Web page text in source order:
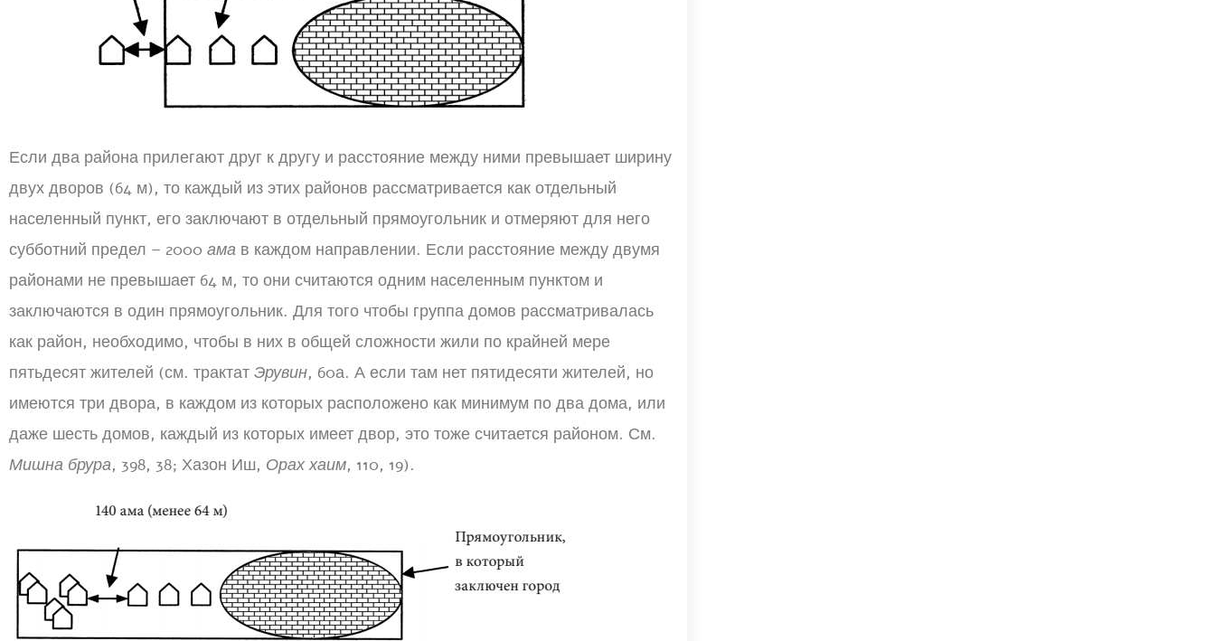
Если два района прилегают друг к другу и расстояние между ними превышает ширину
двух дворов (64 м), то каждый из этих районов рассматривается как отдельный
населенный пункт, его заключают в отдельный прямоугольник и отмеряют для него
субботний предел – 2000 ама в каждом направлении. Если расстояние между двумя
районами не превышает 64 м, то они считаются одним населенным пунктом и
заключаются в один прямоугольник. Для того чтобы группа домов рассматривалась
как район, необходимо, чтобы в них в общей сложности жили по крайней мере
пятьдесят жителей (см. трактат Эрувин, 60а. А если там нет пятидесяти жителей, но
имеются три двора, в каждом из которых расположено как минимум по два дома, или
даже шесть домов, каждый из которых имеет двор, это тоже считается районом. См.
Мишна брура, 398, 38; Хазон Иш, Орах хаим, 110, 19).